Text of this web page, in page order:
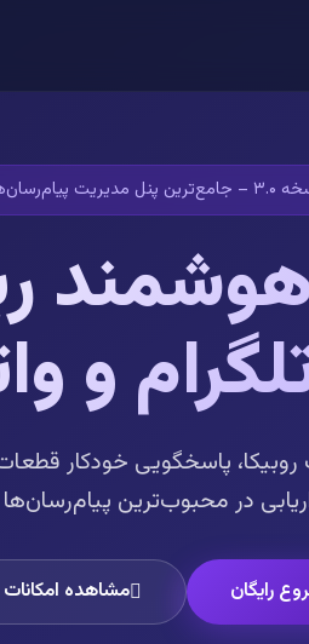
پنل مدیریت پیام‌رسان‌ها
تلگرام و
پاسخگویی خودکار
در محبوب‌ترین پیام‌رسان‌ها
رایگان مشاهده امکانات